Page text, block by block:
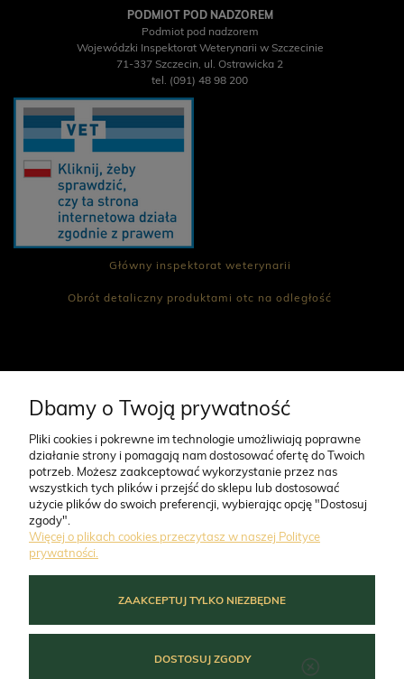
PODMIOT POD NADZOREM
Podmiot pod nadzorem
Wojewódzki Inspektorat Weterynarii w Szczecinie
71-337 Szczecin, ul. Ostrawicka 2
tel. (091) 48 98 200
Główny inspektorat weterynarii
Obrót detaliczny produktami otc na odległość
CO NAS WYRÓŻNIA
O FIRMIE
MOJE KONTO
Dbamy o Twoją prywatność
Pliki cookies i pokrewne im technologie umożliwiają poprawne
działanie strony i pomagają nam dostosować ofertę do Twoich
potrzeb. Możesz zaakceptować wykorzystanie przez nas
wszystkich tych plików i przejść do sklepu lub dostosować
użycie plików do swoich preferencji, wybierając opcję "Dostosuj
zgody".
Więcej o plikach cookies przeczytasz w naszej Polityce
prywatności.
ZAAKCEPTUJ TYLKO NIEZBĘDNE
DOSTOSUJ ZGODY